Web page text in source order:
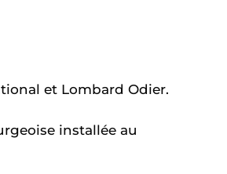
et Lombard Odier.
installée au